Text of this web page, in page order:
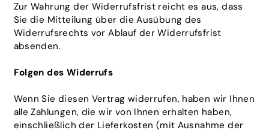
Zur Wahrung der Widerrufsfrist reicht es aus, dass
Sie die Mitteilung über die Ausübung des
Widerrufsrechts vor Ablauf der Widerrufsfrist
absenden.
Folgen des Widerrufs
Wenn Sie diesen Vertrag widerrufen, haben wir Ihnen
alle Zahlungen, die wir von Ihnen erhalten haben,
einschließlich der Lieferkosten (mit Ausnahme der